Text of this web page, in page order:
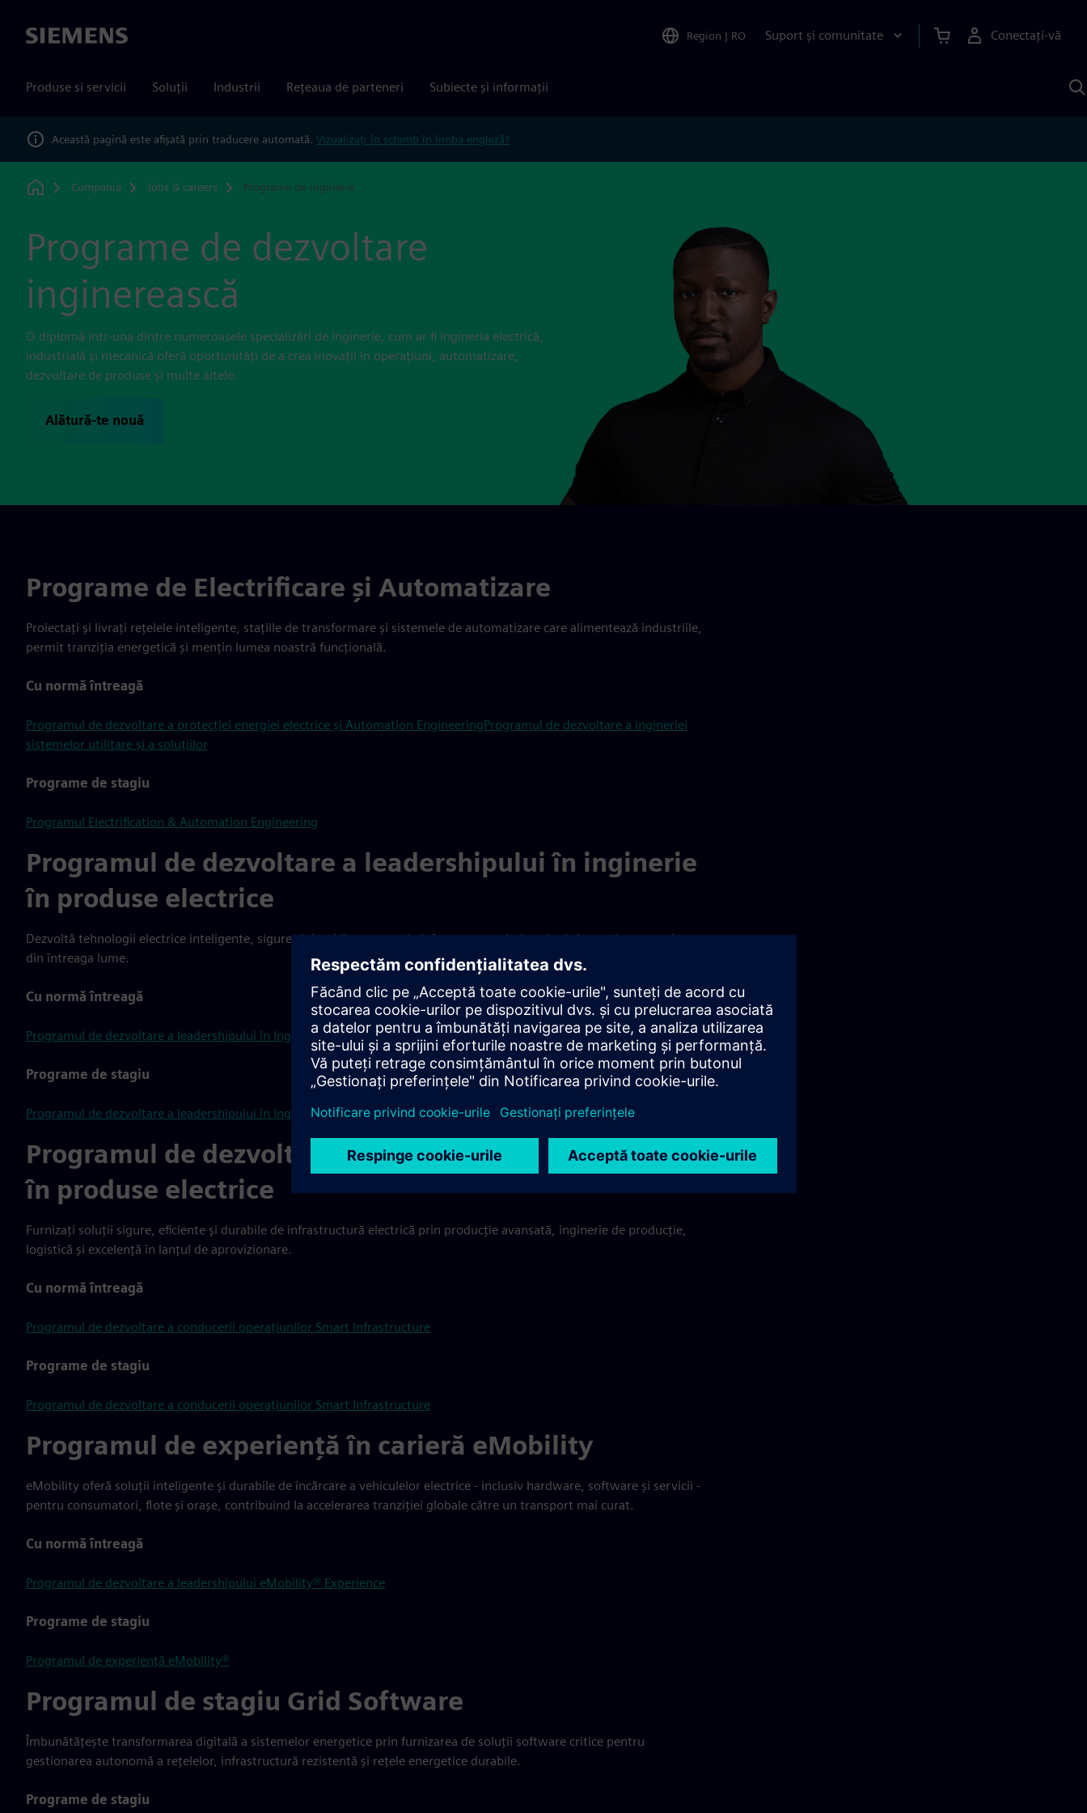
Siemens Region | RO Suport și comunitate Conectați-vă
Produse si servicii Soluții Industrii Rețeaua de parteneri Subiecte și informații
Această pagină este afișată prin traducere automată. Vizualizați în schimb în limba engleză?
Home
Compania Jobs & careers Programe de inginerie
Programe de dezvoltare
inginerească
O diplomă într-una dintre numeroasele specializări de inginerie, cum ar fi ingineria electrică,
industrială și mecanică oferă oportunități de a crea inovații în operațiuni, automatizare,
dezvoltare de produse și multe altele.
Alătură-te nouă
Programe de Electrificare și Automatizare
Proiectați și livrați rețelele inteligente, stațiile de transformare și sistemele de automatizare care alimentează industriile,
permit tranziția energetică și mențin lumea noastră funcțională.
Cu normă întreagă
Programul de dezvoltare a protecției energiei electrice și Automation EngineeringProgramul de dezvoltare a ingineriei
sistemelor utilitare și a soluțiilor
Programe de stagiu
Programul Electrification & Automation Engineering
Programul de dezvoltare a leadershipului în inginerie
în produse electrice
Dezvoltă tehnologii electrice inteligente, sigure și durabile care susțin infrastructura, industria și sistemele energetice
din întreaga lume.
Cu normă întreagă
Programul de dezvoltare a leadershipului în Ingineria Smart Infrastructure
Programe de stagiu
Programul de dezvoltare a leadershipului în Ingineria Smart Infrastructure
Programul de dezvoltare a leadershipului operațional
în produse electrice
Furnizați soluții sigure, eficiente și durabile de infrastructură electrică prin producție avansată, inginerie de producție,
logistică și excelență în lanțul de aprovizionare.
Cu normă întreagă
Programul de dezvoltare a conducerii operațiunilor Smart Infrastructure
Programe de stagiu
Programul de dezvoltare a conducerii operațiunilor Smart Infrastructure
Programul de experiență în carieră eMobility
eMobility oferă soluții inteligente și durabile de încărcare a vehiculelor electrice - inclusiv hardware, software și servicii -
pentru consumatori, flote și orașe, contribuind la accelerarea tranziției globale către un transport mai curat.
Cu normă întreagă
Programul de dezvoltare a leadershipului eMobility® Experience
Programe de stagiu
Programul de experiență eMobility®
Programul de stagiu Grid Software
Îmbunătățește transformarea digitală a sistemelor energetice prin furnizarea de soluții software critice pentru
gestionarea autonomă a rețelelor, infrastructură rezistentă și rețele energetice durabile.
Programe de stagiu